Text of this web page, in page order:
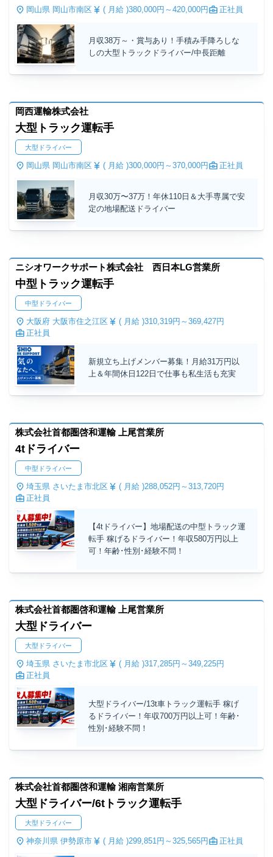
岡山県 岡山市南区 ( 月給 )380,000円～ 420,000円 正社員
月収38万～・賞与あり！手積み手降ろしな
しの大型トラックドライバー/中長距離
岡西運輸株式会社
大型トラック運転手
大型ドライバー
岡山県 岡山市南区 ( 月給 )300,000円～ 370,000円 正社員
月収30万〜37万！年休110日＆大手専属で安
定の地場配送ドライバー
ニシオワークサポート株式会社 西日本LG営業所
中型トラック運転手
中型ドライバー
大阪府 大阪市住之江区 ( 月給 )310,319円～ 369,427円
正社員
新規立ち上げメンバー募集！月給31万円以
上＆年間休日122日で仕事も私生活も充実
株式会社首都圏啓和運輸 上尾営業所
4tドライバー
中型ドライバー
埼玉県 さいたま市北区 ( 月給 )288,052円～ 313,720円
正社員
【4tドライバー】地場配送の中型トラック運
転手 稼げるドライバー！年収580万円以上
可！年齢･性別･経験不問！
株式会社首都圏啓和運輸 上尾営業所
大型ドライバー
大型ドライバー
埼玉県 さいたま市北区 ( 月給 )317,285円～ 349,225円
正社員
大型ドライバー/13t車トラック運転手 稼げ
るドライバー！年収700万円以上可！年齢･
性別･経験不問！
株式会社首都圏啓和運輸 湘南営業所
大型ドライバー/6tトラック運転手
大型ドライバー
神奈川県 伊勢原市 ( 月給 )299,851円～ 325,565円 正社員